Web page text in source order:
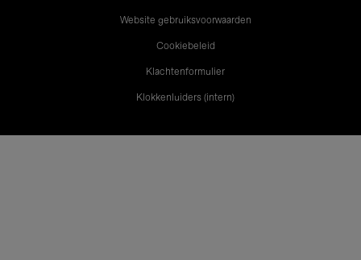
Website gebruiksvoorwaarden
Cookiebeleid
Klachtenformulier
Klokkenluiders (intern)